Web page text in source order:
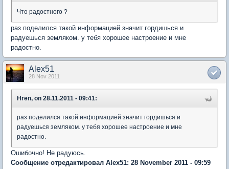
Что радостного ?
раз поделился такой информацией значит гордишься и
радуешься земляком. у тебя хорошее настроение и мне
радостно.
Alex51
28 Nov 2011
Hren, on 28.11.2011 - 09:41:
раз поделился такой информацией значит гордишься и
радуешься земляком. у тебя хорошее настроение и мне
радостно.
Ошибочно! Не радуюсь.
Сообщение отредактировал Alex51: 28 November 2011 - 09:59